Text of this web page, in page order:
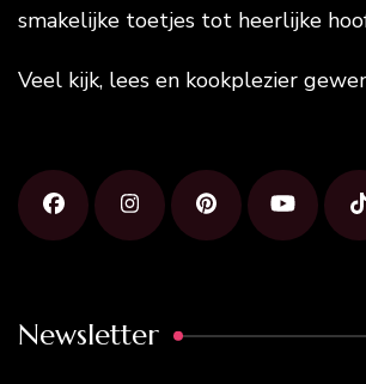
smakelijke toetjes tot heerlijke
Veel kijk, lees en kookplezier
Newsletter